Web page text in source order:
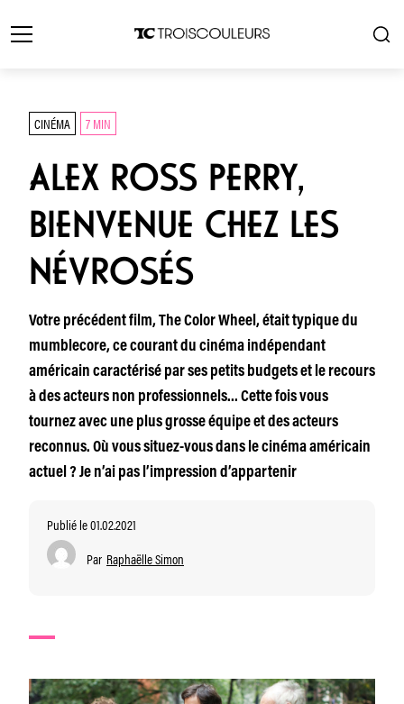
CINÉMA 7 MIN
ALEX ROSS PERRY,
BIENVENUE CHEZ LES
NÉVROSÉS
Votre précédent film, The Color Wheel, était typique du
mumblecore, ce courant du cinéma indépendant
américain caractérisé par ses petits budgets et le recours
à des acteurs non professionnels… Cette fois vous
tournez avec une plus grosse équipe et des acteurs
reconnus. Où vous situez-vous dans le cinéma américain
actuel ? Je n’ai pas l’impression d’appartenir
Publié le 01.02.2021
Par Raphaëlle Simon